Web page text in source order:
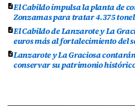
El Cabildo impulsa la planta de
Zonzamas para tratar 4.375
El Cabildo de Lanzarote y La
euros más al fortalecimiento del
Lanzarote y La Graciosa
conservar su patrimonio